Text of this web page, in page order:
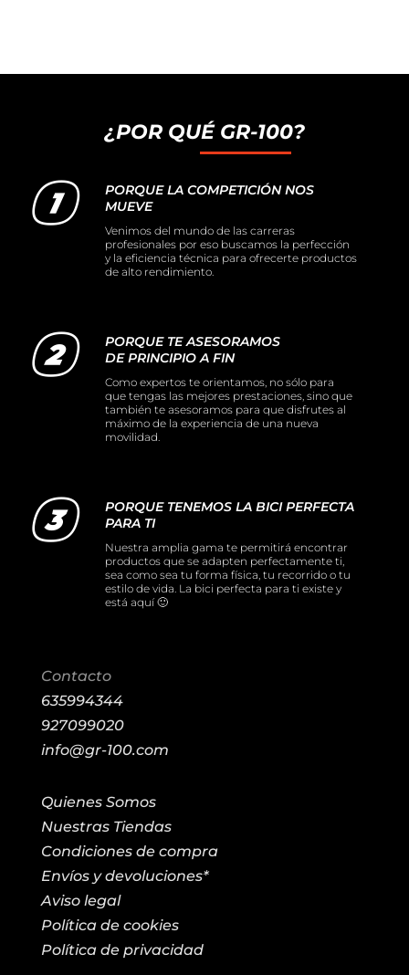
¿POR QUÉ GR-100?
PORQUE LA COMPETICIÓN NOS
MUEVE
Venimos del mundo de las carreras
profesionales por eso buscamos la perfección
y la eficiencia técnica para ofrecerte productos
de alto rendimiento.
PORQUE TE ASESORAMOS
DE PRINCIPIO A FIN
Como expertos te orientamos, no sólo para
que tengas las mejores prestaciones, sino que
también te asesoramos para que disfrutes al
máximo de la experiencia de una nueva
movilidad.
PORQUE TENEMOS LA BICI PERFECTA
PARA TI
Nuestra amplia gama te permitirá encontrar
productos que se adapten perfectamente ti,
sea como sea tu forma física, tu recorrido o tu
estilo de vida. La bici perfecta para ti existe y
está aquí 🙂
Contacto
635994344
927099020
info@gr-100.com
Quienes Somos
Nuestras Tiendas
Condiciones de compra
Envíos y devoluciones*
Aviso legal
Política de cookies
Política de privacidad